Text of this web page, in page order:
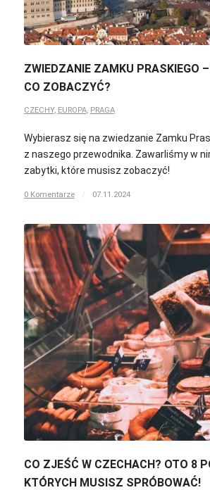
ZWIEDZANIE ZAMKU PRASKIEGO
CO ZOBACZYĆ?
CZECHY, EUROPA, PRAGA
Wybierasz się na zwiedzanie Zamku
z naszego przewodnika. Zawarliśmy w
zabytki, które musisz zobaczyć!
0 Komentarze / 07.11.2024
CO ZJEŚĆ W CZECHACH? OTO 8
KTÓRYCH MUSISZ SPRÓBOWAĆ!